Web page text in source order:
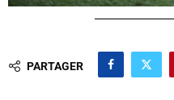
PARTAGER